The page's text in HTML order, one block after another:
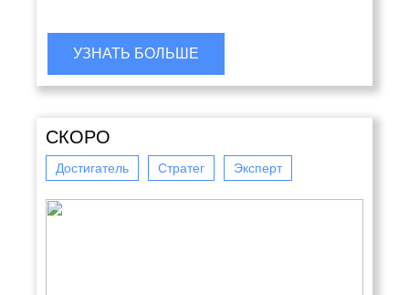
УЗНАТЬ БОЛЬШЕ
СКОРО
Достигатель Стратег Эксперт